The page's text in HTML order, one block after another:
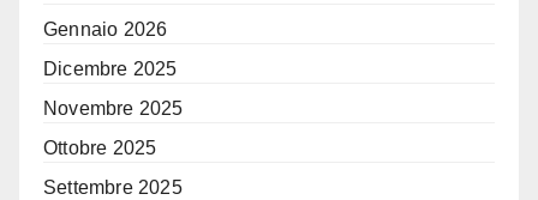
Gennaio 2026
Dicembre 2025
Novembre 2025
Ottobre 2025
Settembre 2025